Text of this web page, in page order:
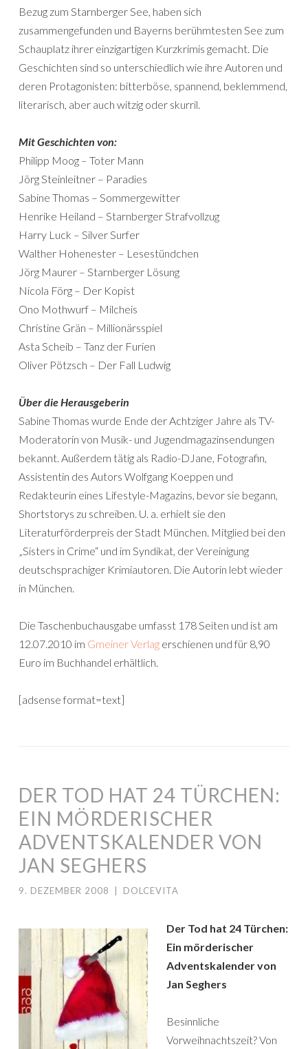
Bezug zum Starnberger See, haben sich
zusammengefunden und Bayerns berühmtesten See zum
Schauplatz ihrer einzigartigen Kurzkrimis gemacht. Die
Geschichten sind so unterschiedlich wie ihre Autoren und
deren Protagonisten: bitterböse, spannend, beklemmend,
literarisch, aber auch witzig oder skurril.
Mit Geschichten von:
Philipp Moog – Toter Mann
Jörg Steinleitner – Paradies
Sabine Thomas – Sommergewitter
Henrike Heiland – Starnberger Strafvollzug
Harry Luck – Silver Surfer
Walther Hohenester – Lesestündchen
Jörg Maurer – Starnberger Lösung
Nicola Förg – Der Kopist
Ono Mothwurf – Milcheis
Christine Grän – Millionärsspiel
Asta Scheib – Tanz der Furien
Oliver Pötzsch – Der Fall Ludwig
Über die Herausgeberin
Sabine Thomas wurde Ende der Achtziger Jahre als TV-
Moderatorin von Musik- und Jugendmagazinsendungen
bekannt. Außerdem tätig als Radio-DJane, Fotografin,
Assistentin des Autors Wolfgang Koeppen und
Redakteurin eines Lifestyle-Magazins, bevor sie begann,
Shortstorys zu schreiben. U. a. erhielt sie den
Literaturförderpreis der Stadt München. Mitglied bei den
„Sisters in Crime“ und im Syndikat, der Vereinigung
deutschsprachiger Krimiautoren. Die Autorin lebt wieder
in München.
Die Taschenbuchausgabe umfasst 178 Seiten und ist am
12.07.2010 im Gmeiner Verlag erschienen und für 8,90
Euro im Buchhandel erhältlich.
[adsense format=text]
DER TOD HAT 24 TÜRCHEN:
EIN MÖRDERISCHER
ADVENTSKALENDER VON
JAN SEGHERS
9. DEZEMBER 2008 DOLCEVITA
Der Tod hat 24 Türchen:
Ein mörderischer
Adventskalender von
Jan Seghers
Besinnliche
Vorweihnachtszeit? Von